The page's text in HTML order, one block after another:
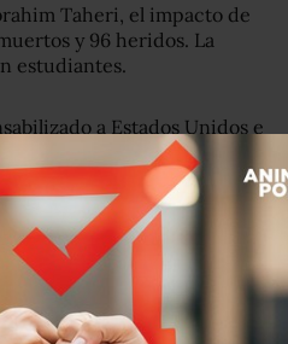
Taheri, el impacto de
y 96 heridos. La
estudiantes.
a Estados Unidos e
barbárico”, dijo el
Unidos (Centcom)
informes del incidente,